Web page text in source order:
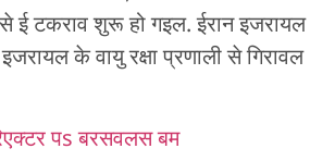
ई टकराव शुरू हो गइल. ईरान इजरायल
के वायु रक्षा प्रणाली से गिरावल
पs बरसवलस बम